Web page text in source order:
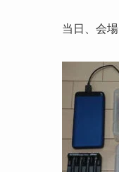
当日、会